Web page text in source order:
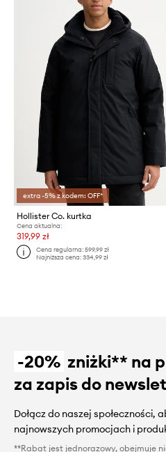
extra -5% z kodem: OFF*
Hollister Co. kurtka
Cena aktualna:
319,99 zł
Cena regularna:599,99 zł
Najniższa cena:334,99 zł
-20% zniżki** na
za zapis do
Dołącz do naszej społeczności,
najnowszych promocjach i
**Rabat jest jednorazowy, obejmuje